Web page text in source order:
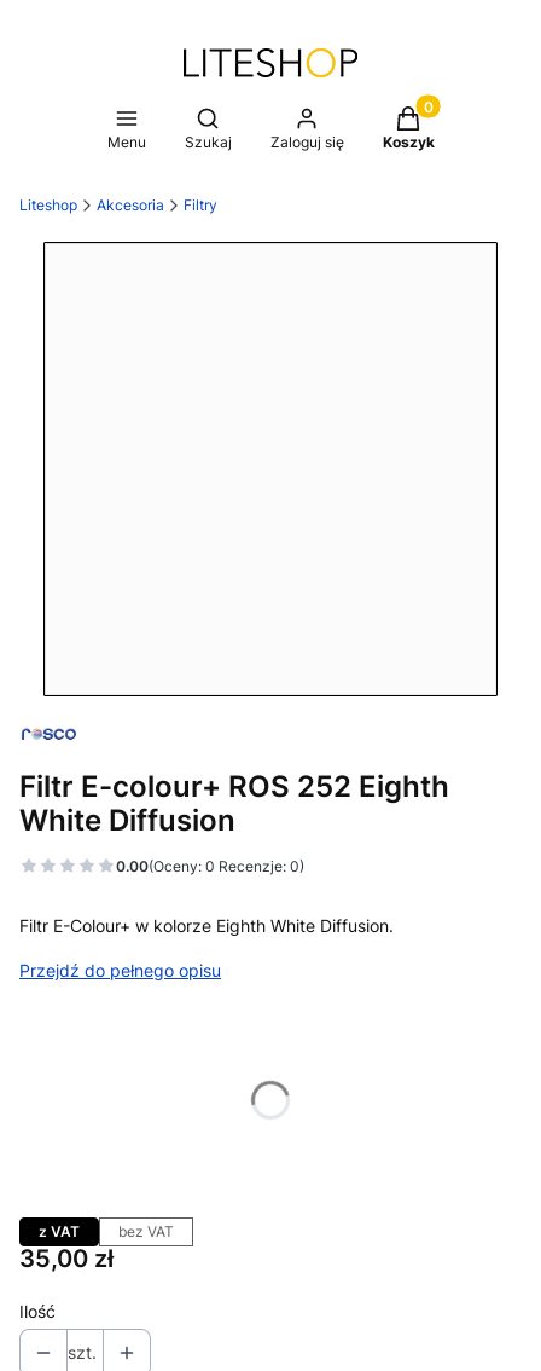
Menu
Otwórz wyszukiwarkę
Szukaj Zaloguj się
Produkty w
Koszyk
Liteshop Akcesoria Filtry
Filtr E-colour+ ROS 252 Eighth
White Diffusion
0.00(Oceny: 0 Recenzje: 0)
Filtr E-Colour+ w kolorze Eighth White Diffusion.
Przejdź do pełnego opisu
z VAT bez VAT
Cena
35,00 zł
Ilość
szt.